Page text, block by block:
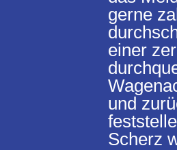
gerne
einer
und
Scherz